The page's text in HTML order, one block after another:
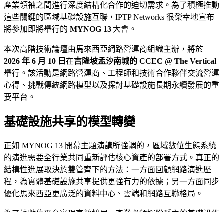
產業領袖之間進行深度結構化合作的迫切需求。為了積極推動
這些關鍵的區域基礎設施互聯，IPTP Networks 很榮幸地宣布
將參加即將舉行的 MYNOG 13 大會。
本次高階技術論壇由馬來西亞網路營運商組織主辦，將於
2026 年 6 月 10 日 在吉隆坡孟沙南城的 CCEC @ The Vertical
舉行。該活動是網路營運商、工程師和技術合作夥伴交流營運
心得、挑戰傳統網路模型以及探討基礎設施長期永續發展的重
要平台。
基礎設施共享的模型轉變
正如 MYNOG 13 開幕主題演講所強調的，區域數位生態系統
的演進需要全行業共同重新評估核心資產的部署方式。真正的
結構性進展取決於雙管齊下的方法：一方面回顧網路演進歷
程，為實體基礎設施共享提供更強有力的依據；另一方面同步
優化馬來西亞更廣泛的資料中心、雲端和網路互聯格局。